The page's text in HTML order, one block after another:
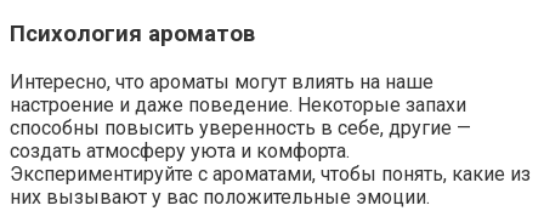
Психология ароматов
Интересно, что ароматы могут влиять на наше
настроение и даже поведение. Некоторые запахи
способны повысить уверенность в себе, другие —
создать атмосферу уюта и комфорта.
Экспериментируйте с ароматами, чтобы понять, какие из
них вызывают у вас положительные эмоции.